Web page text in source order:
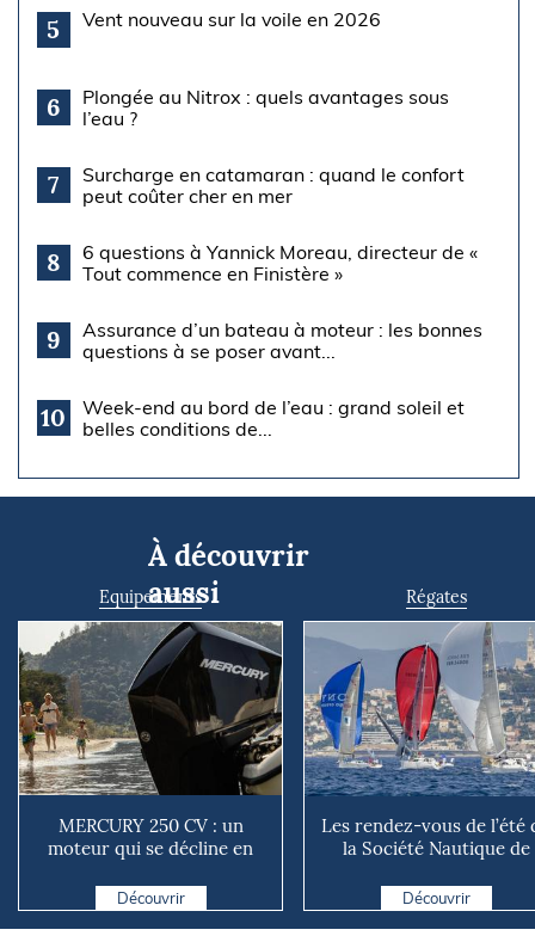
5 Vent nouveau sur la voile en 2026
6
Plongée au Nitrox : quels avantages sous
l’eau ?
7
Surcharge en catamaran : quand le confort
peut coûter cher en mer
8
6 questions à Yannick Moreau, directeur de «
Tout commence en Finistère »
9
Assurance d’un bateau à moteur : les bonnes
questions à se poser avant...
10
Week-end au bord de l’eau : grand soleil et
belles conditions de...
À découvrir
aussi
Equipements
MERCURY 250 CV : un
moteur qui se décline en
Découvrir
Régates
Les rendez-vous de l’été
la Société Nautique de
Découvrir